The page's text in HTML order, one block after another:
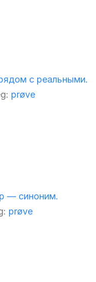
с реальными.
prøve
— синоним.
prøve